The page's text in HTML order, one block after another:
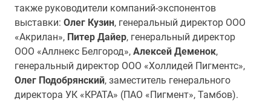
также руководители компаний-экспонентов
выставки: Олег Кузин, генеральный директор ООО
«Акрилан», Питер Дайер, генеральный директор
ООО «Аллнекс Белгород», Алексей Деменок,
генеральный директор ООО «Холлидей Пигментс»,
Олег Подобрянский, заместитель генерального
директора УК «КРАТА» (ПАО «Пигмент», Тамбов).